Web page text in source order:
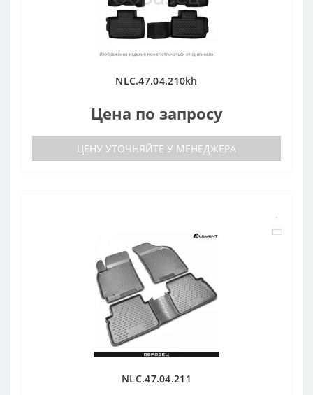
NLC.47.04.210kh
Цена по запросу
ЦЕНУ УТОЧНЯЙТЕ У МЕНЕДЖЕРА
NLC.47.04.211